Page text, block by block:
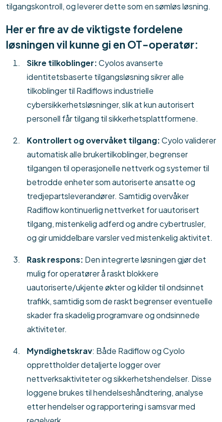
tilgangskontroll, og leverer dette som en sømløs løsning.
Her er fire av de viktigste fordelene
løsningen vil kunne gi en OT-operatør:
Sikre tilkoblinger:Cyolos avanserte
identitetsbaserte tilgangsløsning sikrer alle
tilkoblinger til Radiflows industrielle
cybersikkerhetsløsninger, slik at kun autorisert
personell får tilgang til sikkerhetsplattformene.
Kontrollert og overvåket tilgang:Cyolo validerer
automatisk alle brukertilkoblinger, begrenser
tilgangen til operasjonelle nettverk og systemer til
betrodde enheter som autoriserte ansatte og
tredjepartsleverandører. Samtidig overvåker
Radiflow kontinuerlig nettverket for uautorisert
tilgang, mistenkelig adferd og andre cybertrusler,
og gir umiddelbare varsler ved mistenkelig aktivitet.
Rask respons: Den integrerte løsningen gjør det
mulig for operatører å raskt blokkere
uautoriserte/ukjente økter og kilder til ondsinnet
trafikk, samtidig som de raskt begrenser eventuelle
skader fra skadelig programvare og ondsinnede
aktiviteter.
Myndighetskrav: Både Radiflow og Cyolo
opprettholder detaljerte logger over
nettverksaktiviteter og sikkerhetshendelser. Disse
loggene brukes til hendelseshåndtering, analyse
etter hendelser og rapportering i samsvar med